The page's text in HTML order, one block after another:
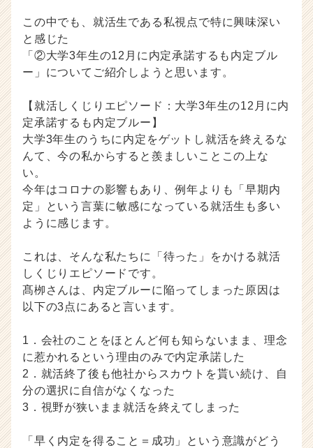
リ
（C
h
e
r
C
a
r
e
r）
この中でも、就活生である私視点で特に興味深い
と感じた
「②大学3年生の12月に内定承諾するも内定ブル
ー」についてご紹介しようと思います。
【就活しくじりエピソード：大学3年生の12月に内
定承諾するも内定ブルー】
大学3年生のうちに内定をゲットし就活を終えるな
んて、今の私からすると羨ましいことこの上な
い。
今年はコロナの影響もあり、例年よりも「早期内
定」という言葉に敏感になっている就活生も多い
ように感じます。
これは、そんな私たちに「待った」をかける就活
しくじりエピソードです。
髙栁さんは、内定ブルーに陥ってしまった原因は
以下の3点にあると言います。
1．会社のことをほとんど何も知らないまま、理念
に惹かれるという理由のみで内定承諾した
2．就活終了後も他社からスカウトを貰い続け、自
分の選択に自信がなくなった
3．視野が狭いまま就活を終えてしまった
「早く内定を得ること＝成功」という意識がどう